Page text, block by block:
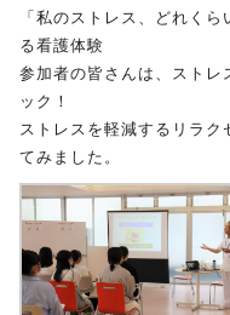
「私のストレス、どれく
る看護体験
参加者の皆さんは、ストレ
ック！
ストレスを軽減するリラ
てみました。